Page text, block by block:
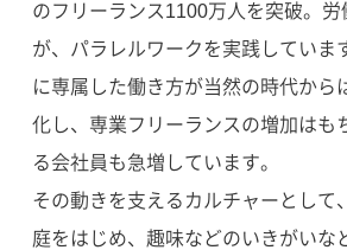
のフリーランス1100万人を突破。労
が、パラレルワークを実践していま
に専属した働き方が当然の時代から
化し、専業フリーランスの増加はも
る会社員も急増しています。
その動きを支えるカルチャーとして
庭をはじめ、趣味などのいきがいな